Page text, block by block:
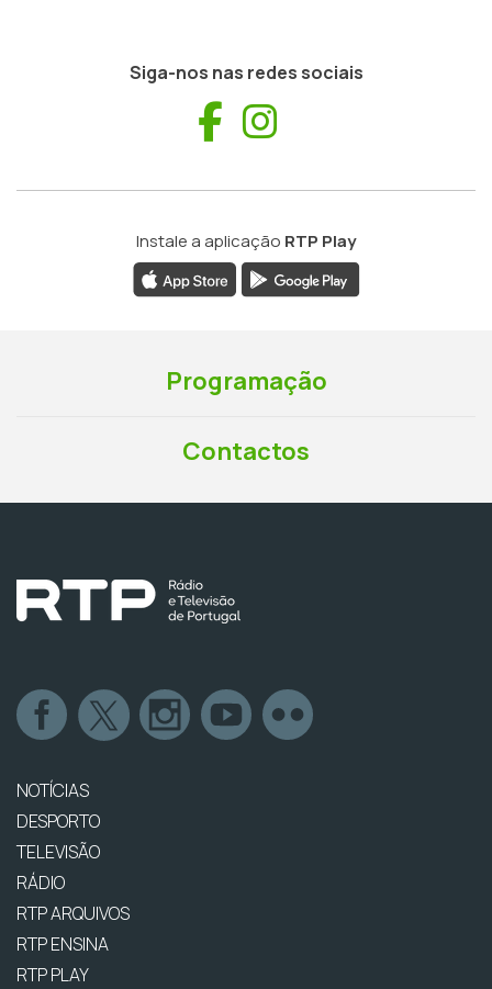
Siga-nos nas redes sociais
Facebook
Instale a aplicação RTP Play
Programação
Contactos
NOTÍCIAS
DESPORTO
TELEVISÃO
RÁDIO
RTP ARQUIVOS
RTP ENSINA
RTP PLAY